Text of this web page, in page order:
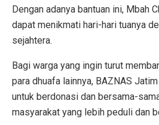
Dengan adanya bantuan ini, Mbah
dapat menikmati hari-hari tuanya
sejahtera.
Bagi warga yang ingin turut
para dhuafa lainnya, BAZNAS
untuk berdonasi dan bersama-
masyarakat yang lebih peduli dan